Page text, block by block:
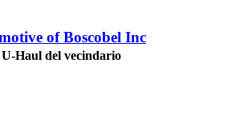
of Boscobel Inc
Haul del vecindario